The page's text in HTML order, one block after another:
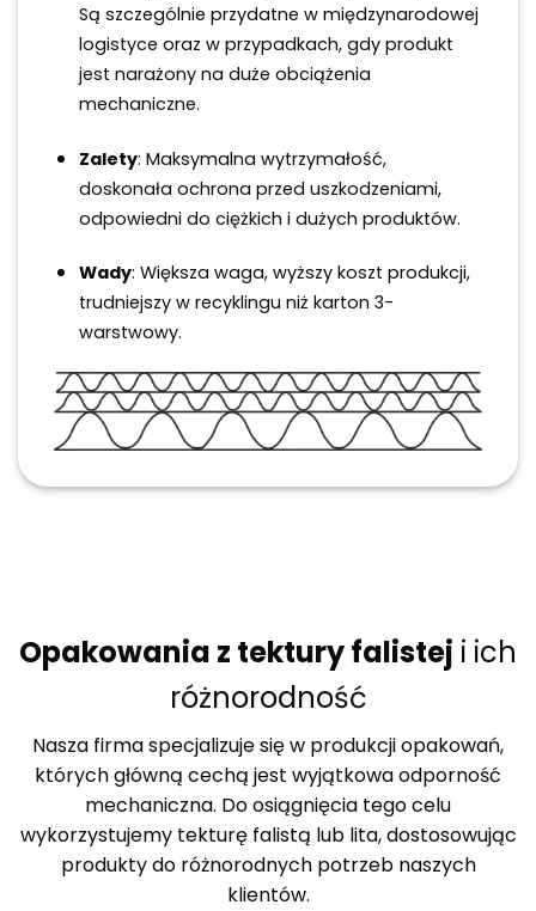
Są szczególnie przydatne w międzynarodowej
logistyce oraz w przypadkach, gdy produkt
jest narażony na duże obciążenia
mechaniczne.
Zalety: Maksymalna wytrzymałość,
doskonała ochrona przed uszkodzeniami,
odpowiedni do ciężkich i dużych produktów.
Wady: Większa waga, wyższy koszt produkcji,
trudniejszy w recyklingu niż karton 3-
warstwowy.
Opakowania z tektury falistej i ich
różnorodność
Nasza firma specjalizuje się w produkcji opakowań,
których główną cechą jest wyjątkowa odporność
mechaniczna. Do osiągnięcia tego celu
wykorzystujemy tekturę falistą lub lita, dostosowując
produkty do różnorodnych potrzeb naszych
klientów.